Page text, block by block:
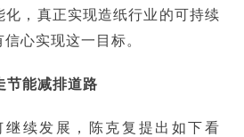
化，真正实现造纸行业的可持续
心实现这一目标。
节能减排道路
发展，陈克复提出如下看